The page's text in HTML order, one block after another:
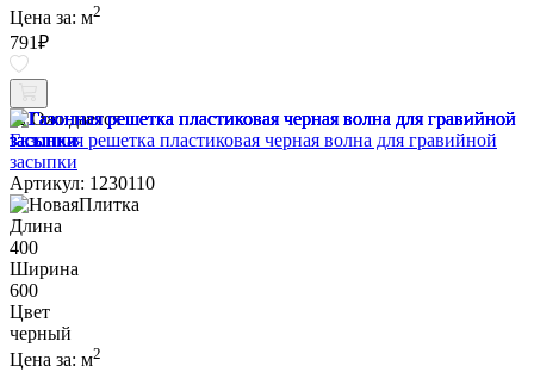
Цена за: м2
791₽
Ожидается
Газонная решетка пластиковая черная волна для гравийной
засыпки
Артикул: 1230110
Длина
400
Ширина
600
Цвет
черный
Цена за: м2